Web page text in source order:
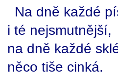
Na dně každé
i té nejsmutnější,
na dně každé
něco tiše cinká.